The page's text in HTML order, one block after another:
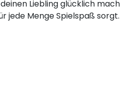
Liebling glücklich
jede Menge Spielspaß sorgt.